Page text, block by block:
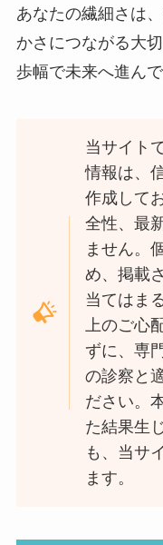
あなたの繊細さは
かさにつながる大
歩幅で未来へ進ん
当サイト
情報は、
作成して
全性、最
ません。
め、掲載
当てはま
上のご心
ずに、専
の診察と
ださい。
た結果生
も、当サ
ます。